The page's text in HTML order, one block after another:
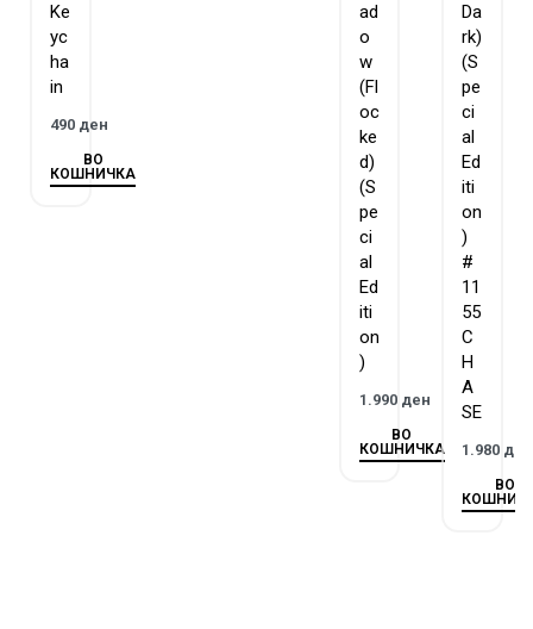
Ke
yc
ha
in
490 ден
ВО
КОШНИЧКА
ad
o
w
(Fl
oc
ke
d)
(S
pe
ci
al
Ed
iti
on
)
1.990 ден
ВО
КОШНИЧКА
Da
rk)
(S
pe
ci
al
Ed
iti
on
)
#
11
55
C
H
A
SE
1.980 ден
ВО